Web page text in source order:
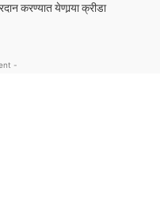
करण्यात येणार्‍या क्रीडा
-